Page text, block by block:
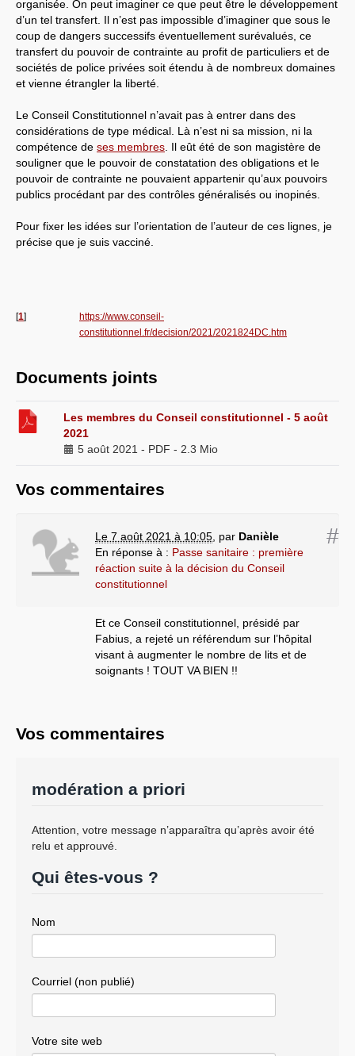
organisée. On peut imaginer ce que peut être le développement
d’un tel transfert. Il n’est pas impossible d’imaginer que sous le
coup de dangers successifs éventuellement surévalués, ce
transfert du pouvoir de contrainte au profit de particuliers et de
sociétés de police privées soit étendu à de nombreux domaines
et vienne étrangler la liberté.
Le Conseil Constitutionnel n’avait pas à entrer dans des
considérations de type médical. Là n’est ni sa mission, ni la
compétence de ses membres . Il eût été de son magistère de
souligner que le pouvoir de constatation des obligations et le
pouvoir de contrainte ne pouvaient appartenir qu’aux pouvoirs
publics procédant par des contrôles généralisés ou inopinés.
Pour fixer les idées sur l’orientation de l’auteur de ces lignes, je
précise que je suis vacciné.
[1]
https://www.conseil-
constitutionnel.fr/decision/2021/2021824DC.htm
Documents joints
Les membres du Conseil constitutionnel - 5 août
2021
5 août 2021 - PDF - 2.3 Mio
Vos commentaires
#
Le 7 août 2021 à 10:05 par Danièle
En réponse à : Passe sanitaire : première
réaction suite à la décision du Conseil
constitutionnel
Et ce Conseil constitutionnel, présidé par
Fabius, a rejeté un référendum sur l’hôpital
visant à augmenter le nombre de lits et de
soignants ! TOUT VA BIEN !!
Vos commentaires
modération a priori
Attention, votre message n’apparaîtra qu’après avoir été
relu et approuvé.
Qui êtes-vous ?
Nom
Courriel (non publié)
Votre site web